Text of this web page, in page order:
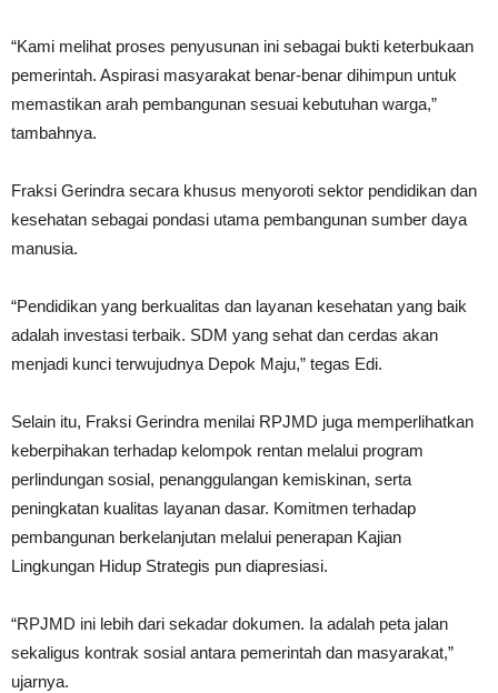
“Kami melihat proses penyusunan ini sebagai bukti keterbukaan
pemerintah. Aspirasi masyarakat benar-benar dihimpun untuk
memastikan arah pembangunan sesuai kebutuhan warga,”
tambahnya.
Fraksi Gerindra secara khusus menyoroti sektor pendidikan dan
kesehatan sebagai pondasi utama pembangunan sumber daya
manusia.
“Pendidikan yang berkualitas dan layanan kesehatan yang baik
adalah investasi terbaik. SDM yang sehat dan cerdas akan
menjadi kunci terwujudnya Depok Maju,” tegas Edi.
Selain itu, Fraksi Gerindra menilai RPJMD juga memperlihatkan
keberpihakan terhadap kelompok rentan melalui program
perlindungan sosial, penanggulangan kemiskinan, serta
peningkatan kualitas layanan dasar. Komitmen terhadap
pembangunan berkelanjutan melalui penerapan Kajian
Lingkungan Hidup Strategis pun diapresiasi.
“RPJMD ini lebih dari sekadar dokumen. Ia adalah peta jalan
sekaligus kontrak sosial antara pemerintah dan masyarakat,”
ujarnya.